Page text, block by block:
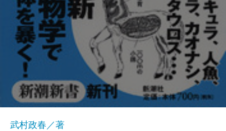
武村政春／著